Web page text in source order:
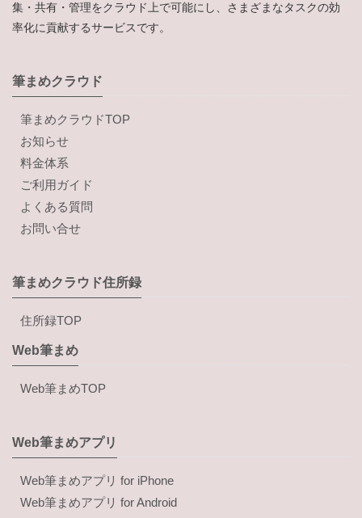
集・共有・管理をクラウド上で可能にし、さまざまなタスクの効
率化に貢献するサービスです。
筆まめクラウド
筆まめクラウドTOP
お知らせ
料金体系
ご利用ガイド
よくある質問
お問い合せ
筆まめクラウド住所録
住所録TOP
Web筆まめ
Web筆まめTOP
Web筆まめアプリ
Web筆まめアプリ for iPhone
Web筆まめアプリ for Android